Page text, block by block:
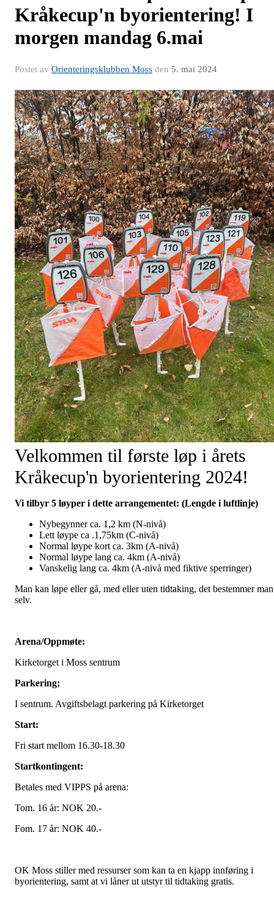
Kråkecup'n byorientering! I
morgen mandag 6.mai
Postet av Orienteringsklubben Moss den 5. mai 2024
Velkommen til første løp i årets
Kråkecup'n byorientering 2024!
Vi tilbyr 5 løyper i dette arrangementet: (Lengde i luftlinje)
Nybegynner ca. 1,2 km (N-nivå)
Lett løype ca .1,75km (C-nivå)
Normal løype kort ca. 3km (A-nivå)
Normal løype lang ca. 4km (A-nivå)
Vanskelig lang ca. 4km (A-nivå med fiktive sperringer)
Man kan løpe eller gå, med eller uten tidtaking, det bestemmer man
selv.
Arena/Oppmøte:
Kirketorget i Moss sentrum
Parkering;
I sentrum. Avgiftsbelagt parkering på Kirketorget
Start:
Fri start mellom 16.30-18.30
Startkontingent:
Betales med VIPPS på arena:
Tom. 16 år: NOK 20.-
Fom. 17 år: NOK 40.-
OK Moss stiller med ressurser som kan ta en kjapp innføring i
byorientering, samt at vi låner ut utstyr til tidtaking gratis.